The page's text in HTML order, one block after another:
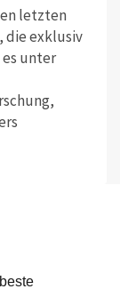
letzten
die exklusiv
unter